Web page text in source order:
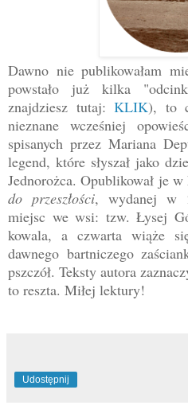
Dawno nie publikowałam
powstało już kilka
znajdziesz tutaj:KLIK), to
nieznane wcześniej
spisanych przez Mariana
legend, które słyszał jako
Jednorożca. Opublikował je w
do przeszłości, wydanej w
miejsc we wsi: tzw. Łysej
kowala, a czwarta wiąże
dawnego bartniczego
pszczół. Teksty autora
to reszta. Miłej lektury!
Udostępnij